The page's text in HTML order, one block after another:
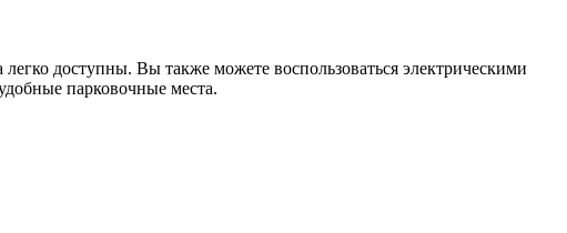
доступны. Вы также можете воспользоваться электрическими
парковочные места.